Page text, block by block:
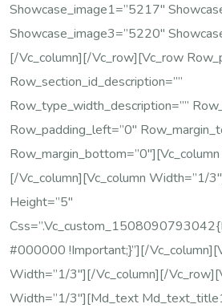
Showcase_image1=”5217″
Showcase_image3=”5220″
[/vc_column][/vc_row][vc_row
Row_section_id_description=””
Row_type_width_description=””
Row_padding_left=”0″
[/vc_column][vc_column Width=”1/
Height=”5″
#000000 !important;}”][/
Width=”1/3″][/vc_column][/
Width=”1/3″][md_text